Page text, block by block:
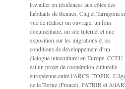
travailler en résidences aux côtés des
habitants de Rennes, Cluj et Tarragona
vue de réaliser un ouvrage, un film
documentaire, un site Internet et une
exposition sur les migrations et les
conditions de développement d’un
dialogue interculturel en Europe. CCEU
est un projet de coopération culturelle
européenne entre l’ARCS, TOPIK,
de la Tortue (France), PATRIR et